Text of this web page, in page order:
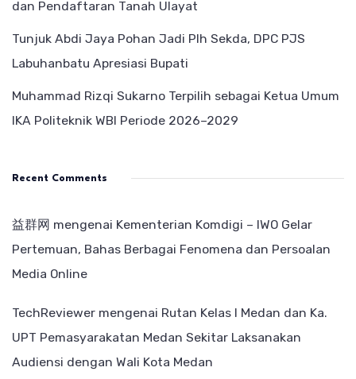
dan Pendaftaran Tanah Ulayat
Tunjuk Abdi Jaya Pohan Jadi Plh Sekda, DPC PJS
Labuhanbatu Apresiasi Bupati
Muhammad Rizqi Sukarno Terpilih sebagai Ketua Umum
IKA Politeknik WBI Periode 2026–2029
Recent Comments
益群网 mengenai Kementerian Komdigi – IWO Gelar
Pertemuan, Bahas Berbagai Fenomena dan Persoalan
Media Online
TechReviewer mengenai Rutan Kelas I Medan dan Ka.
UPT Pemasyarakatan Medan Sekitar Laksanakan
Audiensi dengan Wali Kota Medan